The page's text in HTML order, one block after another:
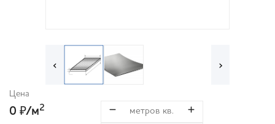
‹ ›
Цена
0 ₽/м2